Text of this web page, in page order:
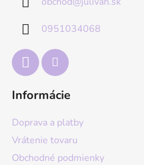
0951034068
Informácie
Doprava a platby
Vrátenie tovaru
Obchodné podmienky